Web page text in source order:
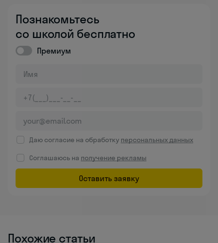
Познакомьтесь
со школой бесплатно
Премиум
Даю согласие на обработку персональных данных
Соглашаюсь на получение рекламы
Оставить заявку
Похожие статьи